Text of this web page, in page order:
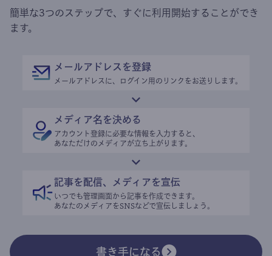
簡単な3つのステップで、すぐに利用開始することができ
ます。
メールアドレスを登録
メールアドレスに、ログイン用のリンクをお送りします。
メディア名を決める
アカウント登録に必要な情報を入力すると、
あなただけのメディアが立ち上がります。
記事を配信、メディアを宣伝
いつでも管理画面から記事を作成できます。
あなたのメディアをSNSなどで宣伝しましょう。
書き手になる